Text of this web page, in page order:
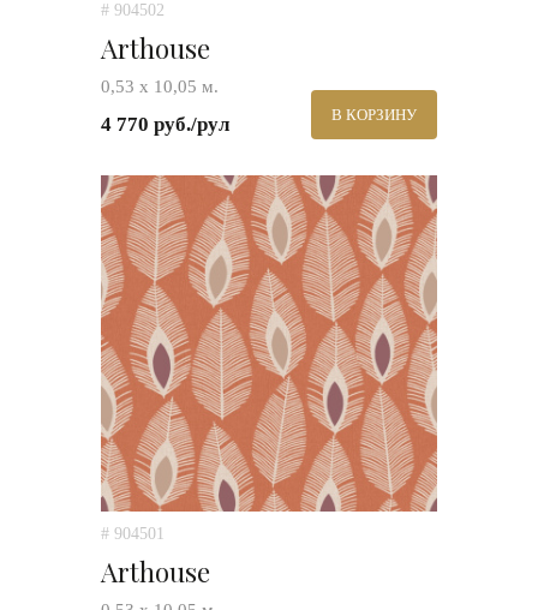
# 904502
Arthouse
0,53 х 10,05 м.
4 770 руб./рул В КОРЗИНУ
# 904501
Arthouse